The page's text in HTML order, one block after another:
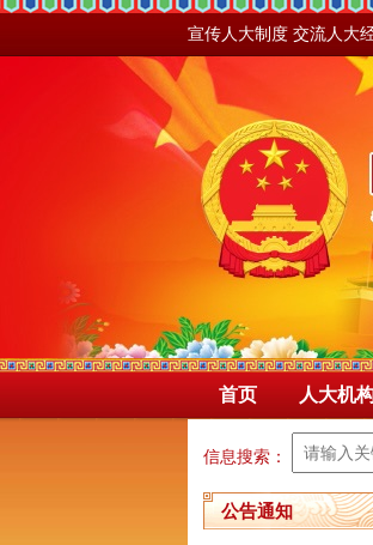
宣传人大制度 交流人大
首页 人大机
信息搜索：
公告通知